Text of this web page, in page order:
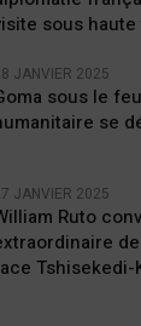
sous
JANVIER 2025
sous le
se
JANVIER 2025
Ruto
Tshisekedi-